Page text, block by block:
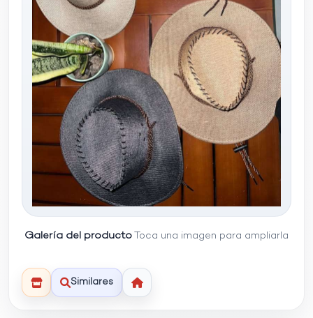
Galería del producto Toca una imagen para ampliarla
Similares